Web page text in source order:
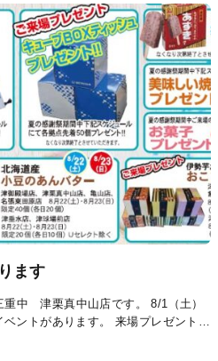
ます
重中 津栗真中山店です。 8/1（土）
ベントがあります。 来場プレゼント…